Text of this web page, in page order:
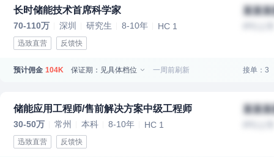
长时储能技术首席科学家
70-110万 深圳 研究生 8-10年 HC 1
迅致直营 反馈快
某某
预计佣金 104K 保证期：见具体档位 一周前刷新 接单：3
储能应用工程师/售前解决方案中级工程师
30-50万 常州 本科 8-10年 HC 1
迅致直营 反馈快
某某